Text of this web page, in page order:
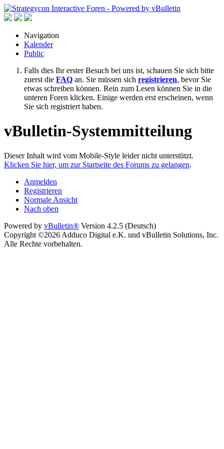
Navigation
Kalender
Public
Falls dies Ihr erster Besuch bei uns ist, schauen Sie sich bitte
zuerst die FAQ an. Sie müssen sich registrieren, bevor Sie
etwas schreiben können. Rein zum Lesen können Sie in die
unteren Foren klicken. Einige werden erst erscheinen, wenn
Sie sich registriert haben.
vBulletin-Systemmitteilung
Dieser Inhalt wird vom Mobile-Style leider nicht unterstützt.
Klicken Sie hier, um zur Startseite des Forums zu gelangen.
Anmelden
Registrieren
Normale Ansicht
Nach oben
Powered by vBulletin® Version 4.2.5 (Deutsch)
Copyright ©2026 Adduco Digital e.K. und vBulletin Solutions, Inc.
Alle Rechte vorbehalten.